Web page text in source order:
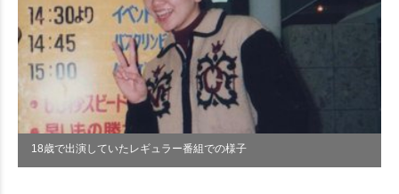
18歳で出演していたレギュラー番組での様子